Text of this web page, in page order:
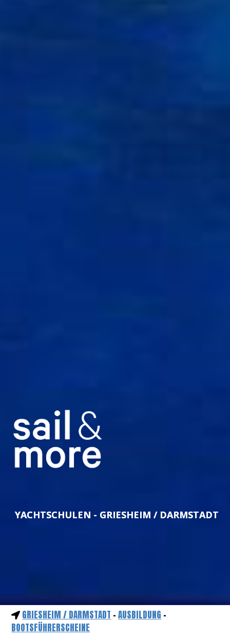
YACHTSCHULEN - GRIESHEIM / DARMSTADT
GRIESHEIM / DARMSTADT -AUSBILDUNG -
BOOTSFÜHRERSCHEINE